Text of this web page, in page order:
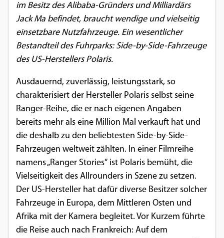
im Besitz des Alibaba-Gründers und Milliardärs
Jack Ma befindet, braucht wendige und vielseitig
einsetzbare Nutzfahrzeuge. Ein wesentlicher
Bestandteil des Fuhrparks: Side-by-Side-Fahrzeuge
des US-Herstellers Polaris.
Ausdauernd, zuverlässig, leistungsstark, so
charakterisiert der Hersteller Polaris selbst seine
Ranger-Reihe, die er nach eigenen Angaben
bereits mehr als eine Million Mal verkauft hat und
die deshalb zu den beliebtesten Side-by-Side-
Fahrzeugen weltweit zählten. In einer Filmreihe
namens „Ranger Stories“ ist Polaris bemüht, die
Vielseitigkeit des Allrounders in Szene zu setzen.
Der US-Hersteller hat dafür diverse Besitzer solcher
Fahrzeuge in Europa, dem Mittleren Osten und
Afrika mit der Kamera begleitet. Vor Kurzem führte
die Reise auch nach Frankreich: Auf dem
grundlegende Funktionen und sind für die
einwandfreie Funktion der Website
erforderlich.
Einverständnis-Cookie
Name:
cookie_consent
Dieser Cookie speichert die ausgewählten
Einverständnis-Optionen des Benutzers
Cookie Laufzeit:
1 Jahr
EXTERNE MEDIEN
Um Inhalte von Videoplattformen und